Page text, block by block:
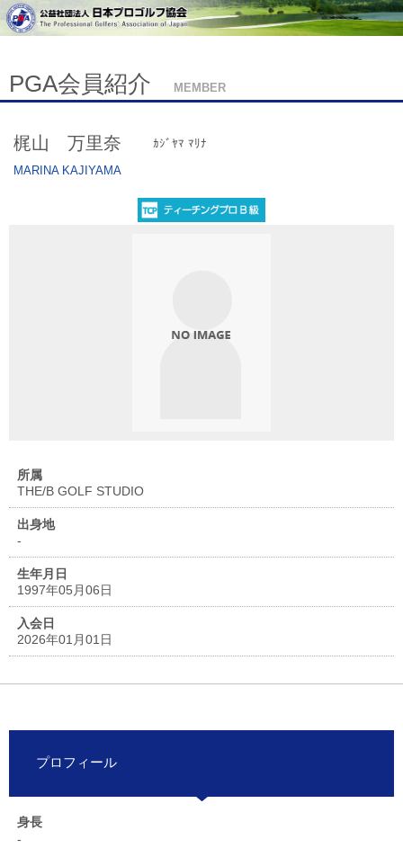
PGA会員紹介 MEMBER
梶山 万里奈
ｶｼﾞﾔﾏ ﾏﾘﾅ
MARINA KAJIYAMA
所属
THE/B GOLF STUDIO
出身地
-
生年月日
1997年05月06日
入会日
2026年01月01日
プロフィール
身長
-